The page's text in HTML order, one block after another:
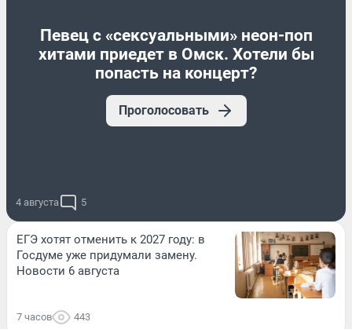
Певец с «сексуальными» неон-поп
хитами приедет в Омск. Хотели бы
попасть на концерт?
Проголосовать
4 августа 5
ЕГЭ хотят отменить к 2027 году: в
Госдуме уже придумали замену.
Новости 6 августа
7 часов 443